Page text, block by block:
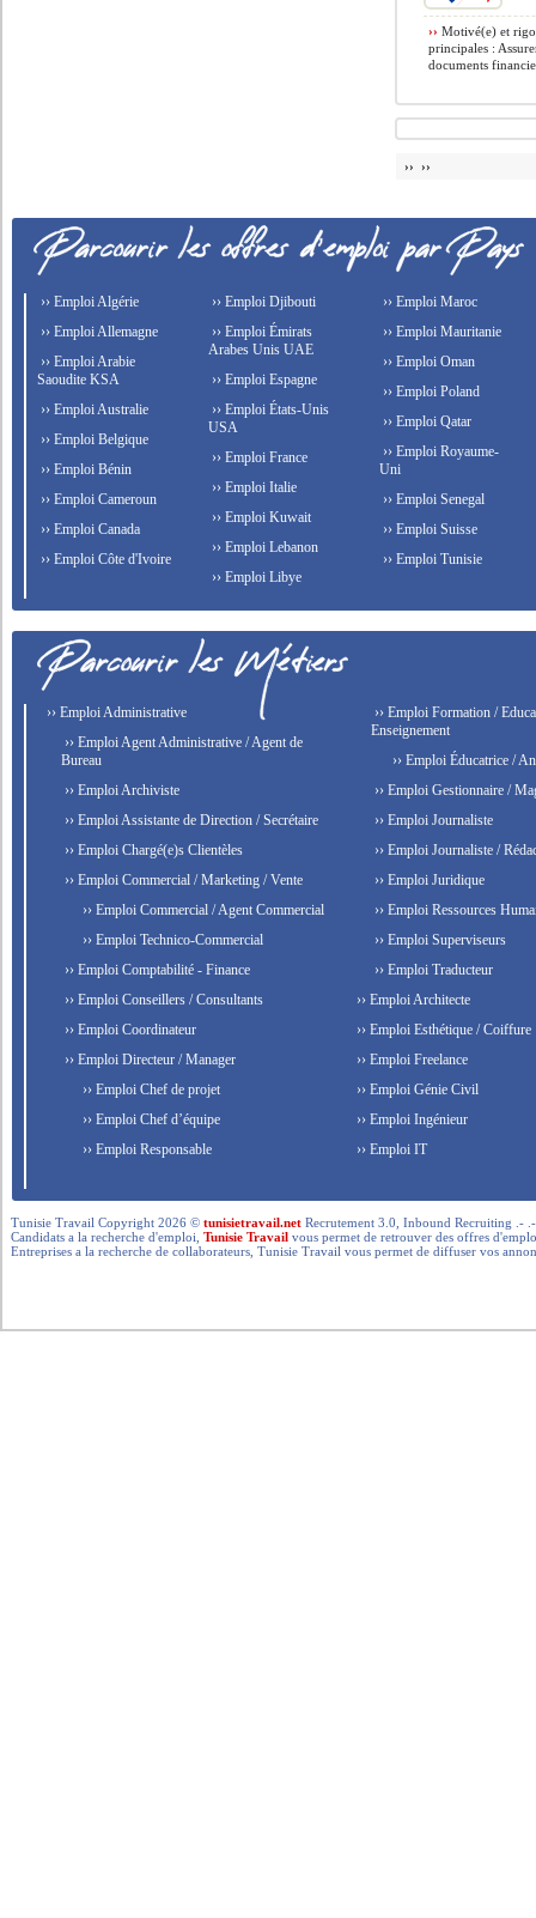
›› Motivé(e) et
principales :
documents
›› ››
›› Emploi Algérie
›› Emploi Allemagne
›› Emploi Arabie
Saoudite KSA
›› Emploi Australie
›› Emploi Belgique
›› Emploi Bénin
›› Emploi Cameroun
›› Emploi Canada
›› Emploi Côte d'Ivoire
›› Emploi Djibouti
›› Emploi Émirats
Arabes Unis UAE
›› Emploi Espagne
›› Emploi États-Unis
USA
›› Emploi France
›› Emploi Italie
›› Emploi Kuwait
›› Emploi Lebanon
›› Emploi Libye
›› Emploi Maroc
›› Emploi Mauritanie
›› Emploi Oman
›› Emploi Poland
›› Emploi Qatar
›› Emploi Royaume-
Uni
›› Emploi Senegal
›› Emploi Suisse
›› Emploi Tunisie
›› Emploi Administrative
›› Emploi Agent Administrative / Agent de
Bureau
›› Emploi Archiviste
›› Emploi Assistante de Direction / Secrétaire
›› Emploi Chargé(e)s Clientèles
›› Emploi Commercial / Marketing / Vente
›› Emploi Commercial / Agent Commercial
›› Emploi Technico-Commercial
›› Emploi Comptabilité - Finance
›› Emploi Conseillers / Consultants
›› Emploi Coordinateur
›› Emploi Directeur / Manager
›› Emploi Chef de projet
›› Emploi Chef d’équipe
›› Emploi Responsable
›› Emploi Formation /
Enseignement
›› Emploi Éducatrice /
›› Emploi Gestionnaire /
›› Emploi Journaliste
›› Emploi Journaliste /
›› Emploi Juridique
›› Emploi Ressources
›› Emploi Superviseurs
›› Emploi Traducteur
›› Emploi Architecte
›› Emploi Esthétique / Coiffure
›› Emploi Freelance
›› Emploi Génie Civil
›› Emploi Ingénieur
›› Emploi IT
Tunisie Travail Copyright 2026 ©tunisietravail.net Recrutement 3.0, Inbound Recruiting .-
Candidats a la recherche d'emploi,Tunisie Travail vous permet de retrouver des offres
Entreprises a la recherche de collaborateurs, Tunisie Travail vous permet de diffuser vos